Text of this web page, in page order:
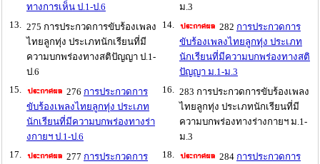
ทางการเห็น ป.1-ป.6
ม.3
13.
275 การประกวดการขับร้องเพลง
ไทยลูกทุ่ง ประเภทนักเรียนที่มี
ความบกพร่องทางสติปัญญา ป.1-
ป.6
14. 282 การประกวดการ
ขับร้องเพลงไทยลูกทุ่ง ประเภท
นักเรียนที่มีความบกพร่องทางสติ
ปัญญา ม.1-ม.3
15.
276 การประกวดการ
ขับร้องเพลงไทยลูกทุ่ง ประเภท
นักเรียนที่มีความบกพร่องทางร่า
งกายฯ ป.1-ป.6
16.
283 การประกวดการขับร้องเพลง
ไทยลูกทุ่ง ประเภทนักเรียนที่มี
ความบกพร่องทางร่างกายฯ ม.1-
ม.3
17.
277 การประกวดการ
18. 284 การประกวดการ